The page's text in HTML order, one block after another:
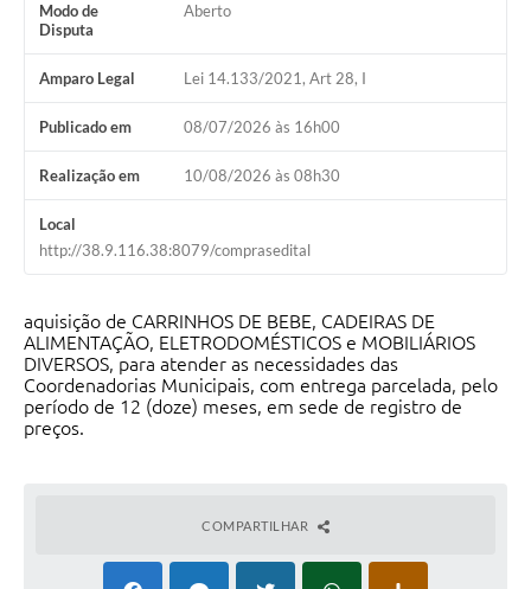
Modo de
Disputa
Aberto
Amparo Legal Lei 14.133/2021, Art 28, I
Publicado em 08/07/2026 às 16h00
Realização em 10/08/2026 às 08h30
Local
http://38.9.116.38:8079/comprasedital
aquisição de CARRINHOS DE BEBE, CADEIRAS DE
ALIMENTAÇÃO, ELETRODOMÉSTICOS e MOBILIÁRIOS
DIVERSOS, para atender as necessidades das
Coordenadorias Municipais, com entrega parcelada, pelo
período de 12 (doze) meses, em sede de registro de
preços.
COMPARTILHAR